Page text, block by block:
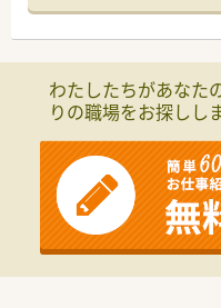
わたしたちがあなた
りの職場をお探しし